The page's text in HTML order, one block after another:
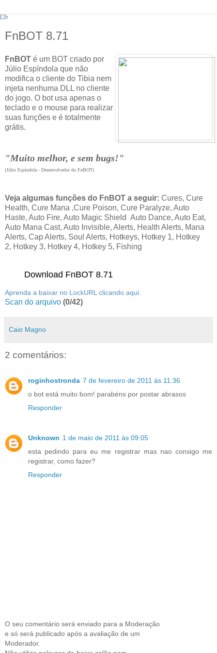
FnBOT 8.71
FnBOT é um BOT criado por
Júlio Espíndola que não
modifica o cliente do Tibia nem
injeta nenhuma DLL no cliente
do jogo. O bot usa apenas o
teclado e o mouse para realizar
suas funções e é totalmente
grátis.
"Muito melhor, e sem bugs!"
(Júlio Espíndola - Desenvolvedor do FnBOT)
Veja algumas funções do FnBOT a seguir: Cures, Cure
Health, Cure Mana ,Cure Poison, Cure Paralyze, Auto
Haste, Auto Fire, Auto Magic Shield Auto Dance, Auto Eat,
Auto Mana Cast, Auto Invisible, Alerts, Health Alerts, Mana
Alerts, Cap Alerts, Soul Alerts, Hotkeys, Hotkey 1, Hotkey
2, Hotkey 3, Hotkey 4, Hotkey 5, Fishing
Download FnBOT 8.71
Aprenda a baixar no LockURL clicando aqui.
Scan do arquivo (0/42)
Caio Magno
2 comentários:
roginhostronda 7 de fevereiro de 2011 às 11:36
o bot está muito bom! parabéns por postar abrasos
Responder
Unknown 1 de maio de 2011 às 09:05
esta pedindo para eu me registrar mas nao consigo me
registrar, como fazer?
Responder
O seu comentário será enviado para a Moderação
e só será publicado após a avaliação de um
Moderador.